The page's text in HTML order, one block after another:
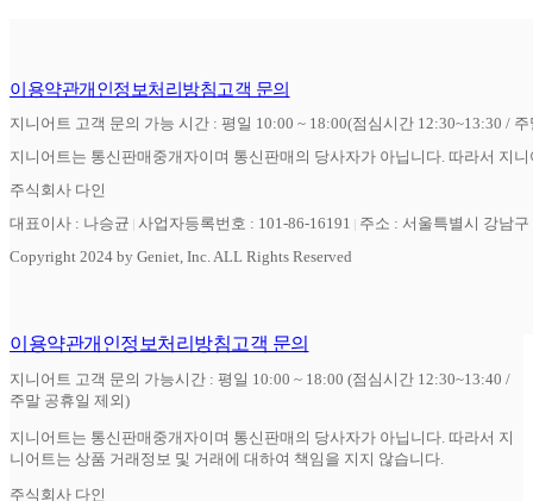
이용약관개인정보처리방침고객 문의
지니어트 고객 문의 가능 시간 : 평일 10:00 ~ 18:00(점심시간 12:30~13:30 /
지니어트는 통신판매중개자이며 통신판매의 당사자가 아닙니다. 따라서 지
주식회사 다인
대표이사 : 나승균 사업자등록번호 : 101-86-16191
주소 : 서울특별시 강남
Copyright 2024 by Geniet, Inc. ALL Rights Reserved
이용약관개인정보처리방침고객 문의
지니어트 고객 문의 가능시간 : 평일 10:00 ~ 18:00 (점심시간 12:30~13:40 /
주말 공휴일 제외)
지니어트는 통신판매중개자이며 통신판매의 당사자가 아닙니다. 따라서 지
니어트는 상품 거래정보 및 거래에 대하여 책임을 지지 않습니다.
주식회사 다인